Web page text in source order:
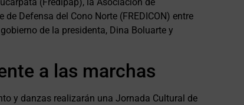
Defensa del Cono Norte (FREDICON) entre
de la presidenta, Dina Boluarte y
a las marchas
y danzas realizarán una Jornada Cultural de